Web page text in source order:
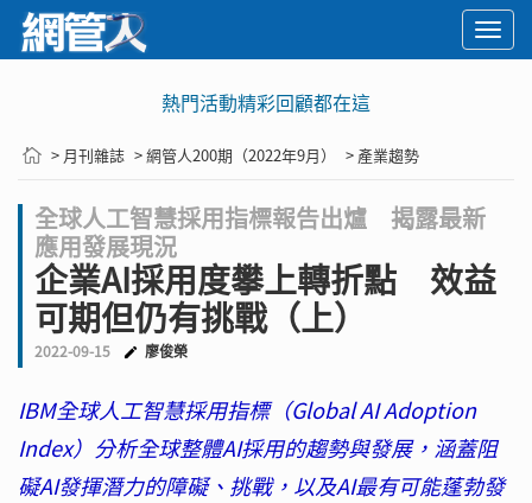
熱門活動精彩回顧都在這
> 月刊雜誌 > 網管人200期（2022年9月） > 產業趨勢
全球人工智慧採用指標報告出爐 揭露最新
應用發展現況
企業AI採用度攀上轉折點 效益
可期但仍有挑戰（上）
2022-09-15 廖俊榮
IBM全球人工智慧採用指標（Global AI Adoption
Index）分析全球整體AI採用的趨勢與發展，涵蓋阻
礙AI發揮潛力的障礙、挑戰，以及AI最有可能蓬勃發